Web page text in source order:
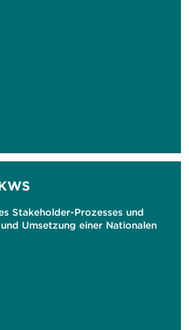
Stakeholder-Prozesses und
Umsetzung einer Nationalen